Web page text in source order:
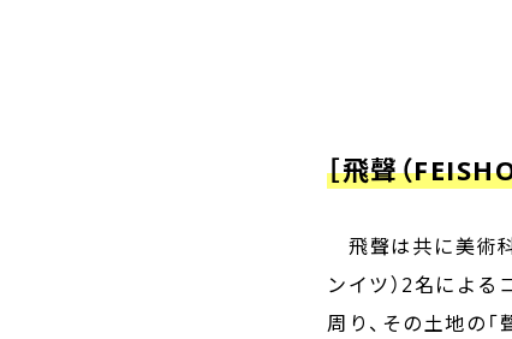
［飛聲（FEISHO
飛聲は共に美術
ンイツ）2名による
周り、その土地の「